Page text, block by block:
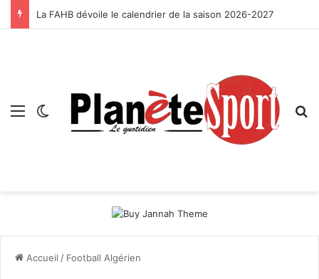
La FAHB dévoile le calendrier de la saison 2026-2027
Menu Switch skin
Accueil / Football Algérien